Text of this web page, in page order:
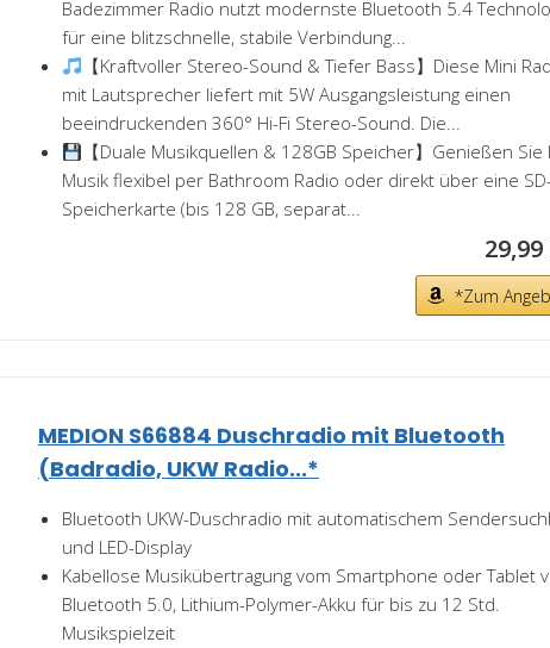
Badezimmer Radio​ nutzt modernste Bluetooth 5.4
für eine blitzschnelle, stabile Verbindung...
【Kraftvoller Stereo-Sound & Tiefer Bass】Diese Mini
mit Lautsprecher​ liefert mit 5W Ausgangsleistung einen
beeindruckenden 360° Hi-Fi Stereo-Sound. Die...
【Duale Musikquellen & 128GB Speicher】Genießen Sie
Musik flexibel per Bathroom Radio​ oder direkt über eine
Speicherkarte (bis 128 GB, separat...
29,99
*Zum
MEDION S66884 Duschradio mit Bluetooth
(Badradio, UKW Radio...*
Bluetooth UKW-Duschradio mit automatischem
und LED-Display
Kabellose Musikübertragung vom Smartphone oder Tablet
Bluetooth 5.0, Lithium-Polymer-Akku für bis zu 12 Std.
Musikspielzeit